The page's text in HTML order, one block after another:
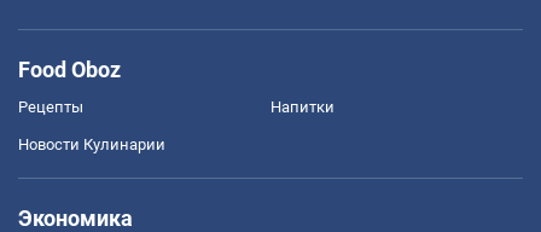
Food Oboz
Рецепты Напитки
Новости Кулинарии
Экономика